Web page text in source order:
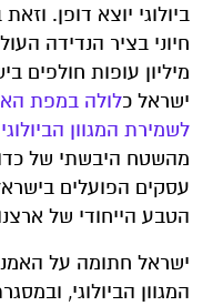
ביולוגי יוצא דופן.
מיליון עופות חולפים
ישראל כלולה במפת
לשמירת המגוון
מהשטח היבשתי של
עסקים הפועלים
הטבע הייחודי של
ישראל חתומה על
המגוון הביולוגי,